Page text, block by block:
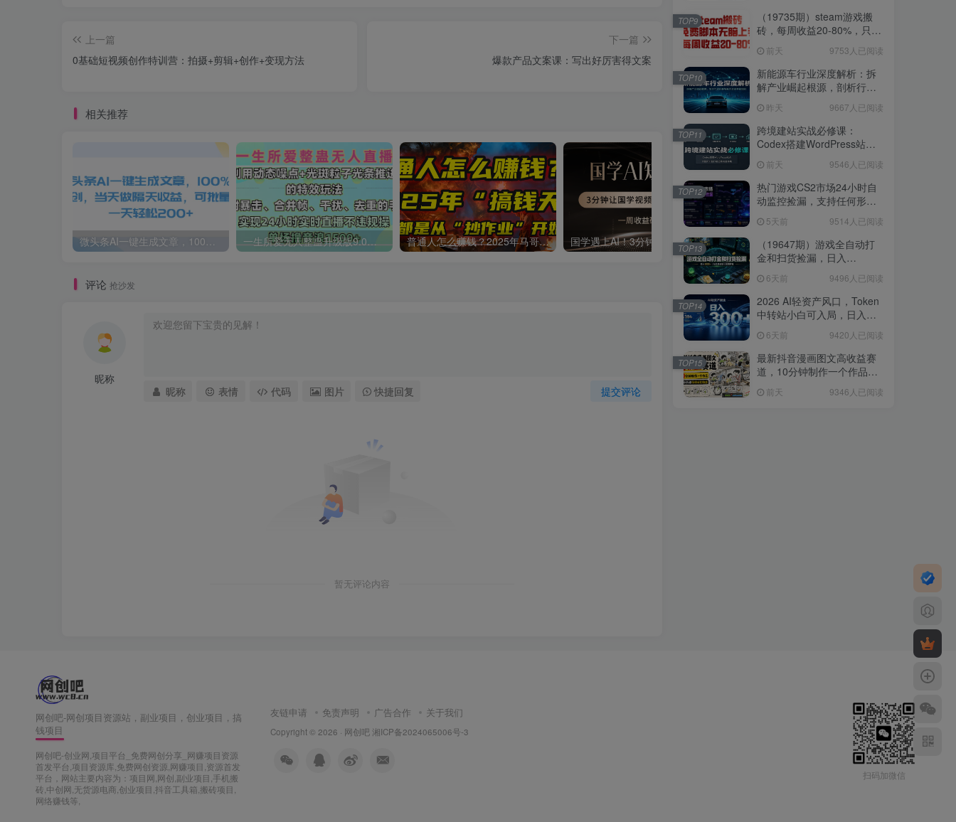
上一篇
0基础短视频创作特训营：拍摄+剪辑+创作+变现方法
下一篇
爆款产品文案课：写出好厉害得文案
相关推荐
一生所爱无人整蛊升级版9.0，利用动态噪点+光斑粒子光条推进的特效玩法，内附暴击、合并帧、干扰、去重的手法，实现24小时实时直播不违规操，单场日入1500+，小白也能无脑驾驭 普通人怎么赚钱？2025年马哥揭秘“搞钱天条”：高手都是从“抄作业”开始的！(3步法) 国学遇上AI！3分钟让国学视频破10万播放 粗暴有效！电商评论区引流，无店铺 + 精准 + 长期，懒人必备
评论 抢沙发
昵称
提交评论
昵称 表情 代码 图片 快捷回复
暂无评论内容
（19735期）steam游戏搬
砖，每周收益20-80%，只需
万，零风险长期做
前天 9753人已阅读
TOP9
新能源车行业深度解析：拆
解产业崛起根源，剖析行业
昨天 9667人已阅读
TOP10
跨境建站实战必修课：
Codex搭建WordPress站
量阵地
前天 9546人已阅读
TOP11
热门游戏CS2市场24小时自
动监控捡漏，支持任何形式
手，日入300+【揭秘】
5天前 9514人已阅读
TOP12
（19647期）游戏全自动打
金和扫货捡漏，日入
可做！
6天前 9496人已阅读
TOP13
2026 AI轻资产风口，Token
中转站小白可入局，日入
6天前 9420人已阅读
TOP14
最新抖音漫画图文高收益赛
道，10分钟制作一个作品，
前天 9346人已阅读
TOP15
网创吧-网创项目资源站，副业项目，创业项目，搞
钱项目
网创吧-创业网,项目平台_免费网创分享_网赚项目资源
首发平台,项目资源库,免费网创资源,网赚项目,资源首发
平台，网站主要内容为：项目网,网创,副业项目,手机搬
砖,中创网,无货源电商,创业项目,抖音工具箱,搬砖项目,
网络赚钱等,
友链申请 免责声明 广告合作 关于我们
Copyright © 2026 · 网创吧湘ICP备2024065006号-3
扫码加微信